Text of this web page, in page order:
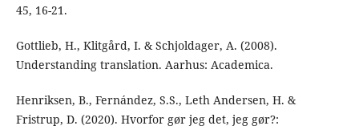
45, 16-21.
Gottlieb, H., Klitgård, I. & Schjoldager, A. (2008).
Understanding translation. Aarhus: Academica.
Henriksen, B., Fernández, S.S., Leth Andersen, H. &
Fristrup, D. (2020). Hvorfor gør jeg det, jeg gør?: